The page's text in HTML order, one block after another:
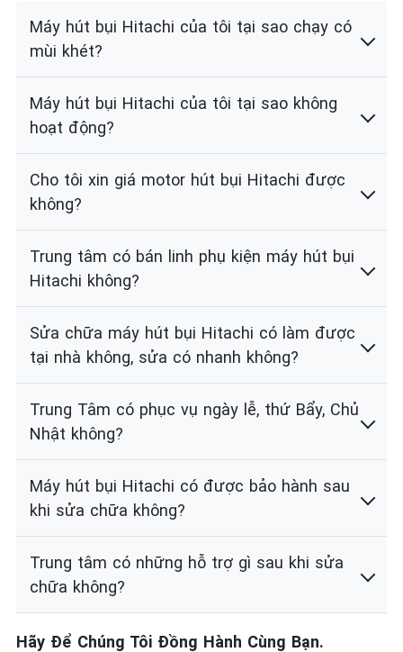
Máy hút bụi Hitachi của tôi tại sao chạy có
mùi khét?
Máy hút bụi Hitachi của tôi tại sao không
hoạt động?
Cho tôi xin giá motor hút bụi Hitachi được
không?
Trung tâm có bán linh phụ kiện máy hút bụi
Hitachi không?
Sửa chữa máy hút bụi Hitachi có làm được
tại nhà không, sửa có nhanh không?
Trung Tâm có phục vụ ngày lễ, thứ Bẩy, Chủ
Nhật không?
Máy hút bụi Hitachi có được bảo hành sau
khi sửa chữa không?
Trung tâm có những hỗ trợ gì sau khi sửa
chữa không?
Hãy Để Chúng Tôi Đồng Hành Cùng Bạn.